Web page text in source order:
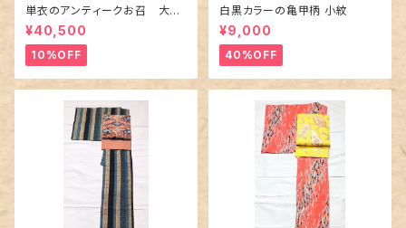
単衣のアンティークお召 大輪
の薔薇柄柄
¥40,500
10%OFF
白黒カラーの亀甲柄 小紋
¥9,000
40%OFF